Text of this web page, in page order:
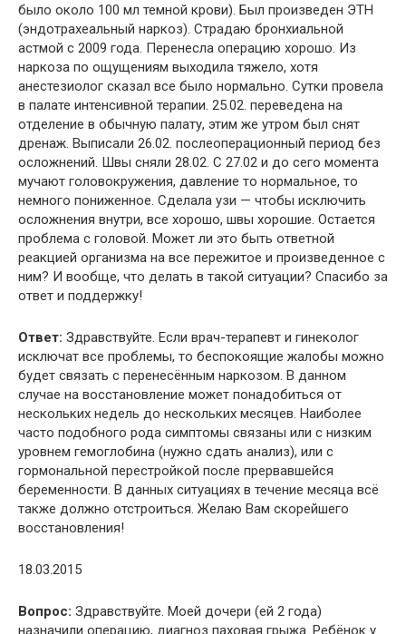
было около 100 мл темной крови). Был произведен ЭТН
(эндотрахеальный наркоз). Страдаю бронхиальной
астмой с 2009 года. Перенесла операцию хорошо. Из
наркоза по ощущениям выходила тяжело, хотя
анестезиолог сказал все было нормально. Сутки провела
в палате интенсивной терапии. 25.02. переведена на
отделение в обычную палату, этим же утром был снят
дренаж. Выписали 26.02. послеоперационный период без
осложнений. Швы сняли 28.02. С 27.02 и до сего момента
мучают головокружения, давление то нормальное, то
немного пониженное. Сделала узи — чтобы исключить
осложнения внутри, все хорошо, швы хорошие. Остается
проблема с головой. Может ли это быть ответной
реакцией организма на все пережитое и произведенное с
ним? И вообще, что делать в такой ситуации? Спасибо за
ответ и поддержку!
Ответ: Здравствуйте. Если врач-терапевт и гинеколог
исключат все проблемы, то беспокоящие жалобы можно
будет связать с перенесённым наркозом. В данном
случае на восстановление может понадобиться от
нескольких недель до нескольких месяцев. Наиболее
часто подобного рода симптомы связаны или с низким
уровнем гемоглобина (нужно сдать анализ), или с
гормональной перестройкой после прервавшейся
беременности. В данных ситуациях в течение месяца всё
также должно отстроиться. Желаю Вам скорейшего
восстановления!
18.03.2015
Вопрос: Здравствуйте. Моей дочери (ей 2 года)
назначили операцию, диагноз паховая грыжа. Ребёнок у